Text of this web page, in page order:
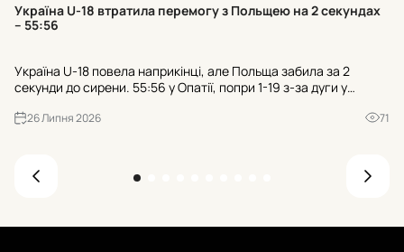
Україна U-18 втратила перемогу з Польщею на 2 секундах
– 55:56
Україна U-18 повела наприкінці, але Польща забила за 2
секунди до сирени. 55:56 у Опатії, попри 1-19 з-за дуги у
26 Липня 2026 71